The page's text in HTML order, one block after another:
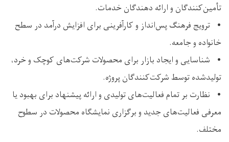
تأمین‌کنندگان و ارائه‌ دهندگان خدمات.
• ترویج فرهنگ پس‌انداز و کارآفرینی برای افزایش درآمد در سطح
خانواده و جامعه.
• شناسایی و ایجاد بازار برای محصولات شرکت‌های کوچک و خرد،
تولیدشده توسط شرکت‌کنندگان پروژه.
• نظارت بر تمام فعالیت‌های تولیدی و ارائه پیشنهاد برای بهبود یا
معرفی فعالیت‌های جدید و برگزاری نمایشگاه محصولات در سطوح
مختلف.